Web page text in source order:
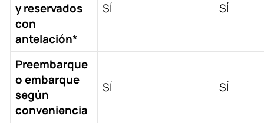
y reservados
con
antelación*
SÍ SÍ
Preembarque
o embarque
según
conveniencia
SÍ SÍ